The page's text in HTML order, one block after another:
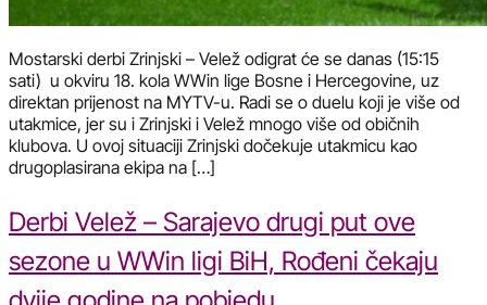
Mostarski derbi Zrinjski – Velež odigrat će se danas (15:15
sati) u okviru 18. kola WWin lige Bosne i Hercegovine, uz
direktan prijenost na MYTV-u. Radi se o duelu koji je više od
utakmice, jer su i Zrinjski i Velež mnogo više od običnih
klubova. U ovoj situaciji Zrinjski dočekuje utakmicu kao
drugoplasirana ekipa na […]
Derbi Velež – Sarajevo drugi put ove
sezone u WWin ligi BiH, Rođeni čekaju